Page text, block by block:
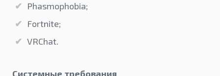
Phasmophobia;
Fortnite;
VRChat.
Системные требования